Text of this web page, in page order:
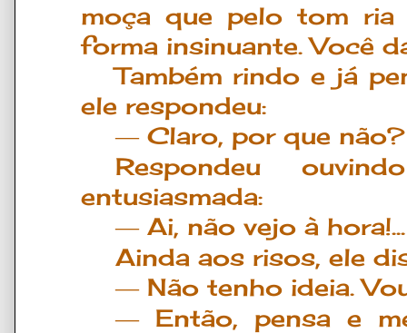
moça que pelo tom ria
forma insinuante. Você
Também rindo e já
ele respondeu:
―Claro, por que não?
Respondeu
entusiasmada:
―Ai, não vejo à
Ainda aos risos, ele
―Não tenho ideia.
―Então, pensa e